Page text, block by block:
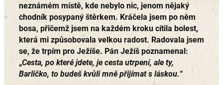
neznámém místě, kde nebylo nic, jenom nějaký
chodník posypaný štěrkem. Kráčela jsem po něm
bosa, přičemž jsem na každém kroku cítila bolest,
která mi způsobovala velkou radost. Radovala jsem
se, že trpím pro Ježíše. Pán Ježíš poznamenal:
„Cesta, po které jdete, je cesta utrpení, ale ty,
Barličko, to budeš kvůli mně přijímat s láskou.“